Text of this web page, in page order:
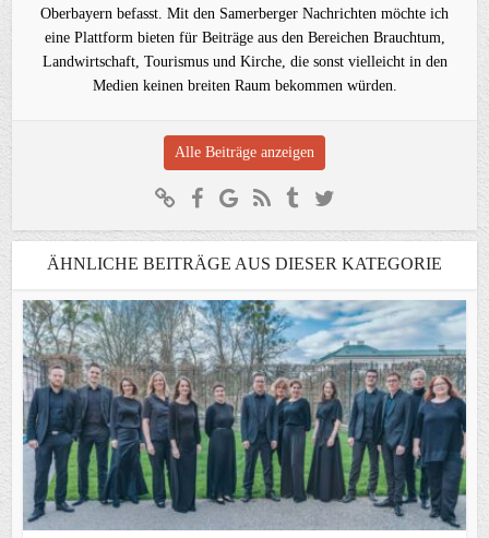
Oberbayern befasst. Mit den Samerberger Nachrichten möchte ich
eine Plattform bieten für Beiträge aus den Bereichen Brauchtum,
Landwirtschaft, Tourismus und Kirche, die sonst vielleicht in den
Medien keinen breiten Raum bekommen würden.
Alle Beiträge anzeigen
ÄHNLICHE BEITRÄGE AUS DIESER KATEGORIE